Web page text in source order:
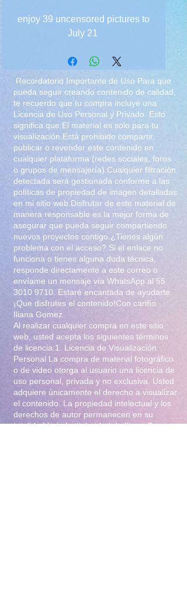
enjoy 39 uncensored pictures to
July 21
Recordatorio Importante de Uso Para que
pueda seguir creando contenido de calidad,
te recuerdo que tu compra incluye una
Licencia de Uso Personal y Privado. Esto
significa que:El material es solo para tu
visualización.Está prohibido compartir,
publicar o revender este contenido en
cualquier plataforma (redes sociales, foros
o grupos de mensajería).Cualquier filtración
detectada será gestionada conforme a las
políticas de propiedad de imagen detalladas
en mi sitio web.Disfrutar de este material de
manera responsable es la mejor forma de
asegurar que pueda seguir compartiendo
nuevos proyectos contigo.¿Tienes algún
problema con el acceso? Si el enlace no
funciona o tienes alguna duda técnica,
responde directamente a este correo o
envíame un mensaje vía WhatsApp al 55
3010 9710 . Estaré encantada de ayudarte.
¡Que disfrutes el contenido!Con cariño
Iliana Gomez
Al realizar cualquier compra en este sitio
web, usted acepta los siguientes términos
de licencia:1. Licencia de Visualización
Personal La compra de material fotográfico
o de video otorga al usuario una licencia de
uso personal, privada y no exclusiva. Usted
adquiere únicamente el derecho a visualizar
el contenido. La propiedad intelectual y los
derechos de autor permanecen en su
totalidad bajo la titularidad de Iliana Gomez